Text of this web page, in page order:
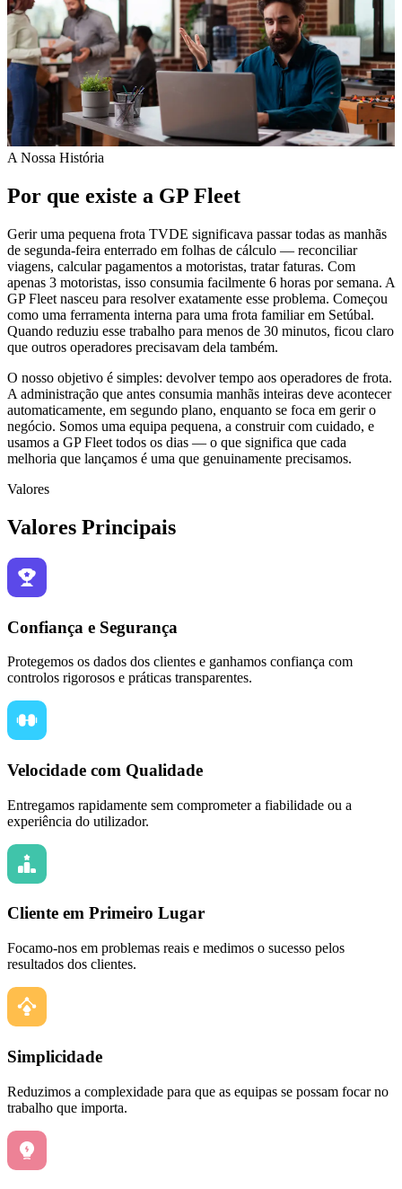
A Nossa História
Por que existe a GP Fleet
Gerir uma pequena frota TVDE significava passar todas as manhãs
de segunda-feira enterrado em folhas de cálculo — reconciliar
viagens, calcular pagamentos a motoristas, tratar faturas. Com
apenas 3 motoristas, isso consumia facilmente 6 horas por semana. A
GP Fleet nasceu para resolver exatamente esse problema. Começou
como uma ferramenta interna para uma frota familiar em Setúbal.
Quando reduziu esse trabalho para menos de 30 minutos, ficou claro
que outros operadores precisavam dela também.
O nosso objetivo é simples: devolver tempo aos operadores de frota.
A administração que antes consumia manhãs inteiras deve acontecer
automaticamente, em segundo plano, enquanto se foca em gerir o
negócio. Somos uma equipa pequena, a construir com cuidado, e
usamos a GP Fleet todos os dias — o que significa que cada
melhoria que lançamos é uma que genuinamente precisamos.
Valores
Valores Principais
Confiança e Segurança
Protegemos os dados dos clientes e ganhamos confiança com
controlos rigorosos e práticas transparentes.
Velocidade com Qualidade
Entregamos rapidamente sem comprometer a fiabilidade ou a
experiência do utilizador.
Cliente em Primeiro Lugar
Focamo-nos em problemas reais e medimos o sucesso pelos
resultados dos clientes.
Simplicidade
Reduzimos a complexidade para que as equipas se possam focar no
trabalho que importa.